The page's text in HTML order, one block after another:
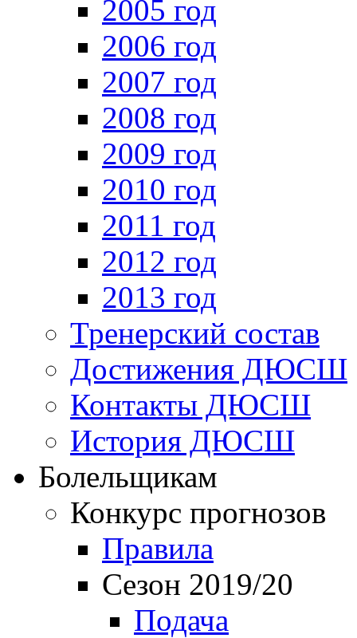
2005 год
2006 год
2007 год
2008 год
2009 год
2010 год
2011 год
2012 год
2013 год
Тренерский состав
Достижения ДЮСШ
Контакты ДЮСШ
История ДЮСШ
Болельщикам
Конкурс прогнозов
Правила
Сезон 2019/20
Подача